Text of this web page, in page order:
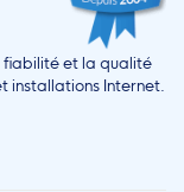
fiabilité et la qualité
installations Internet.